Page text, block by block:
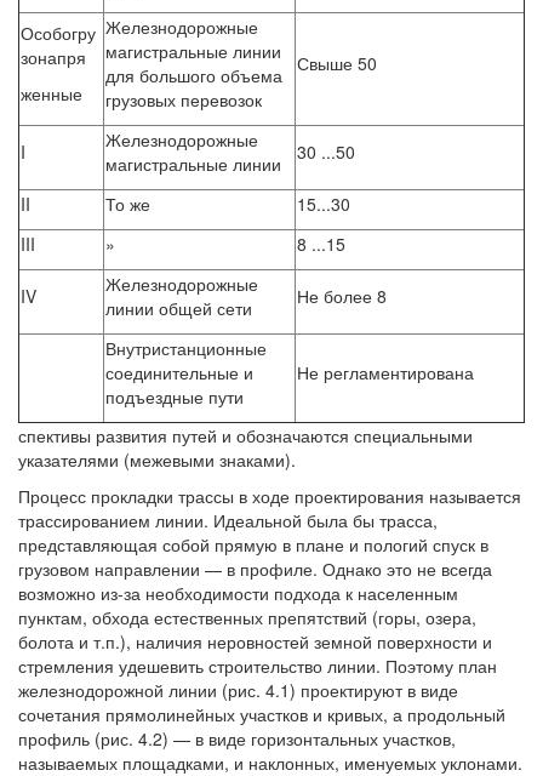
Особогру
зонапря
женные
Железнодорожные
магистральные линии
для большого объема
грузовых перевозок
Свыше 50
I
Железнодорожные
магистральные линии
30 ...50
II То же
15...30
III
» 8 ...15
IV
Железнодорожные
линии общей сети
Не более 8
Внутристанционные
соединительные и
подъездные пути
Не регламентирована
спективы развития путей и обозначаются специальными
указателями (межевыми знаками).
Процесс прокладки трассы в ходе проектирования называется
трассированием линии. Идеальной была бы трасса,
представляющая собой прямую в плане и пологий спуск в
грузовом направлении — в профиле. Однако это не всегда
возможно из-за необходимости подхода к населенным
пунктам, обхода естественных препятствий (горы, озера,
болота и т.п.), наличия неровностей земной поверхности и
стремления удешевить строительство линии. Поэтому план
железнодорожной линии (рис. 4.1) проектируют в виде
сочетания прямолинейных участков и кривых, а продольный
профиль (рис. 4.2) — в виде горизонтальных участков,
называемых площадками, и наклонных, именуемых уклонами.